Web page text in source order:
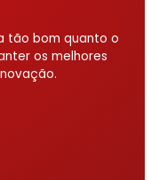
tão bom quanto o
os melhores